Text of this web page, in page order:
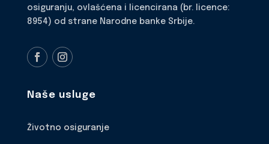
osiguranju, ovlašćena i licencirana (br. licence:
8954) od strane Narodne banke Srbije.
Naše usluge
Životno osiguranje